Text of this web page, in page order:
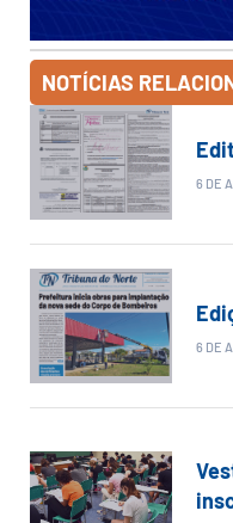
NOTÍCIAS
6 DE
6 DE